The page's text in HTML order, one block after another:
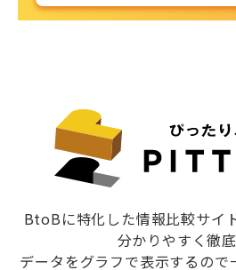
BtoBに特化した情報比較サイ
分かりやすく徹底
データをグラフで表示するので